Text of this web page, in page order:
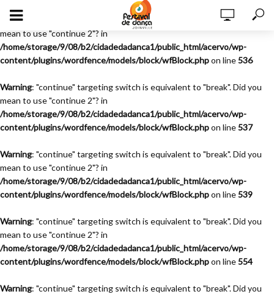
Warning
: "continue" targeting switch is equivalent to "break". Did you
mean to use "continue 2"? in
/home/storage/9/08/b2/cidadedadanca1/public_html/acervo/wp-
content/plugins/wordfence/models/block/wfBlock.phpon line536
Warning: "continue" targeting switch is equivalent to "break". Did you
mean to use "continue 2"? in
/home/storage/9/08/b2/cidadedadanca1/public_html/acervo/wp-
content/plugins/wordfence/models/block/wfBlock.phpon line537
Warning: "continue" targeting switch is equivalent to "break". Did you
mean to use "continue 2"? in
/home/storage/9/08/b2/cidadedadanca1/public_html/acervo/wp-
content/plugins/wordfence/models/block/wfBlock.phpon line539
Warning: "continue" targeting switch is equivalent to "break". Did you
mean to use "continue 2"? in
/home/storage/9/08/b2/cidadedadanca1/public_html/acervo/wp-
content/plugins/wordfence/models/block/wfBlock.phpon line554
Warning: "continue" targeting switch is equivalent to "break". Did you